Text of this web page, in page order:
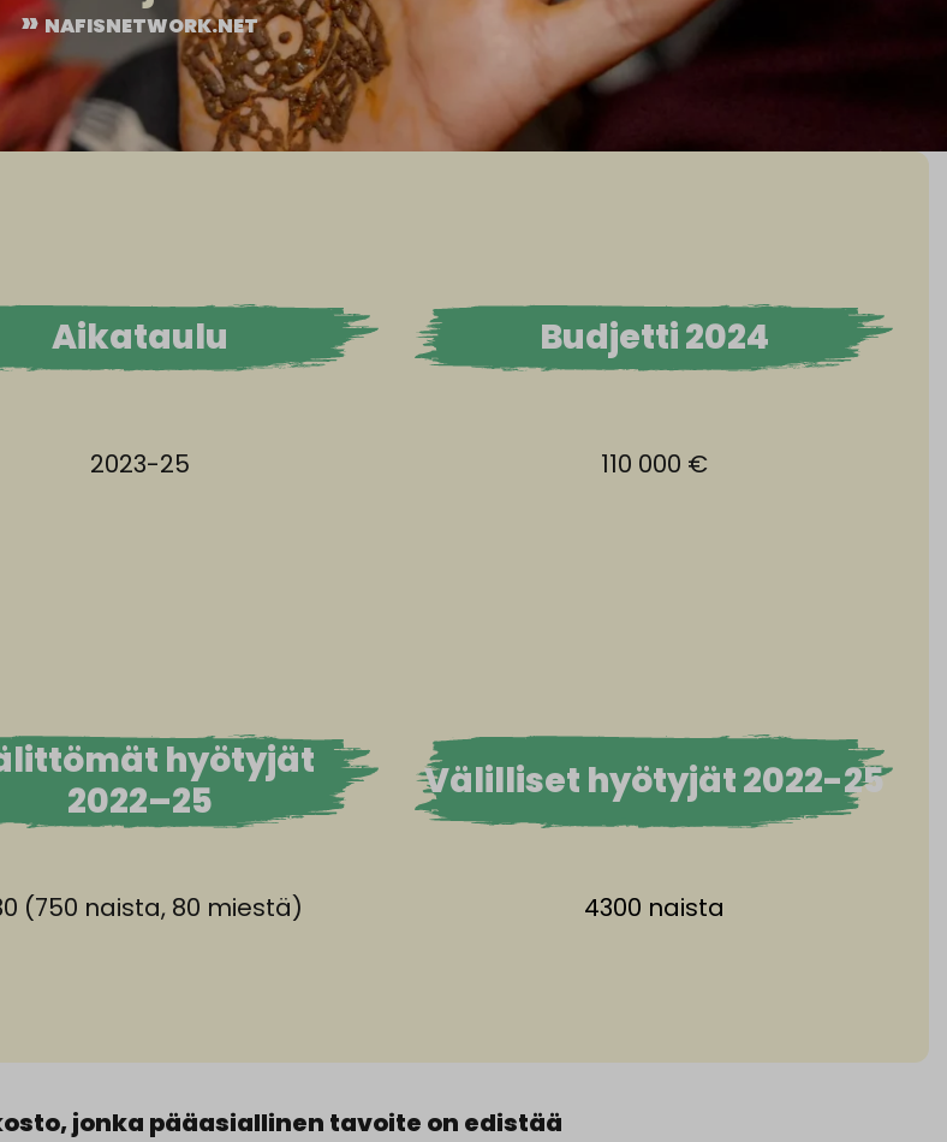
NAFISNETWORK.NET
Aikataulu
2023-25
Budjetti 2024
110 000 €
hyötyjät
2022–25
(750 naista, 80 miestä)
Välilliset hyötyjät 2022-25
4300 naista
jonka pääasiallinen tavoite on edistää